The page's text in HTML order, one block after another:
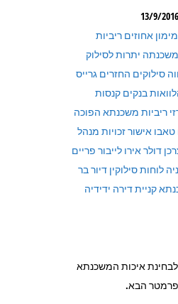
אחוזים ריביות
יתרות לסילוק
סילוקים החזרים גרייס
בנקים קנסות
ריביות משכנתא הפוכה
אישור זכויות מנהל
דולר אירו לייבור פריים
לוחות סילוקין דיור בר
קניית דירה ידידיה
איכות המשכנתא
הבא.